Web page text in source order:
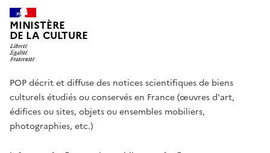
MINISTÈRE
DE LA CULTURE
POP décrit et diffuse des notices scientifiques de biens
culturels étudiés ou conservés en France (œuvres d'art,
édifices ou sites, objets ou ensembles mobiliers,
photographies, etc.)